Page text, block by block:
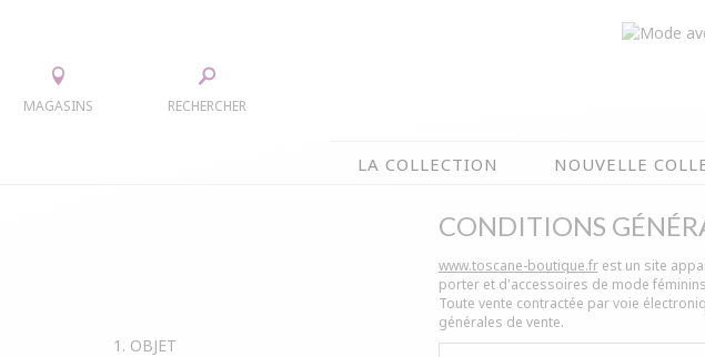
MAGASINS RECHERCHER
LA COLLECTION NOUVELLE
JUPES
ACCESSOIRES
PARKAS & IMPERS
1. OBJET
CONDITIONS
www.toscane-boutique.frest un site
porter et d'accessoires de mode
Toute vente contractée par voie
générales de vente.